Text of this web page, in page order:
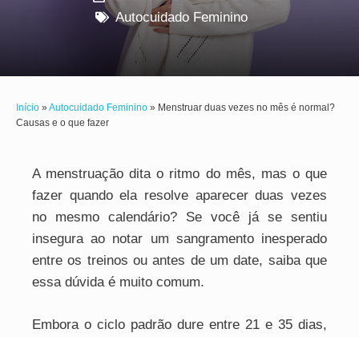
Autocuidado Feminino
Início » Autocuidado Feminino » Menstruar duas vezes no mês é normal?
Causas e o que fazer
A menstruação dita o ritmo do mês, mas o que
fazer quando ela resolve aparecer duas vezes
no mesmo calendário? Se você já se sentiu
insegura ao notar um sangramento inesperado
entre os treinos ou antes de um date, saiba que
essa dúvida é muito comum.
Embora o ciclo padrão dure entre 21 e 35 dias,